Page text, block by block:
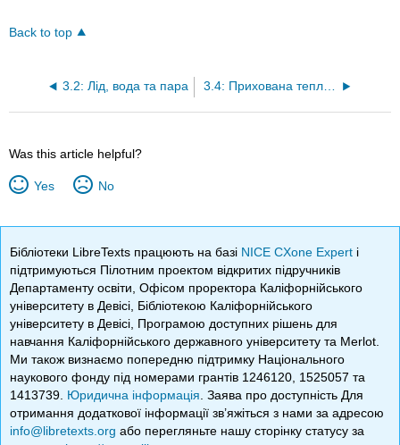
Back to top
3.2: Лід, вода та пара 3.4: Прихована тепло- і теплоємність
Was this article helpful?
Yes No
Бібліотеки LibreTexts працюють на базі NICE CXone Expert і
підтримуються Пілотним проектом відкритих підручників
Департаменту освіти, Офісом проректора Каліфорнійського
університету в Девісі, Бібліотекою Каліфорнійського
університету в Девісі, Програмою доступних рішень для
навчання Каліфорнійського державного університету та Merlot.
Ми також визнаємо попередню підтримку Національного
наукового фонду під номерами грантів 1246120, 1525057 та
1413739. Юридична інформація . Заява про доступність Для
отримання додаткової інформації зв’яжіться з нами за адресою
info@libretexts.org або перегляньте нашу сторінку статусу за